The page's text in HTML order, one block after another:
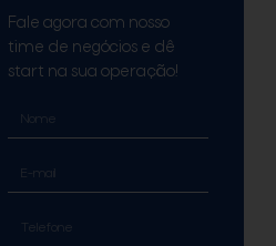
Fale agora com nosso
time de negócios e dê
start na sua operação!